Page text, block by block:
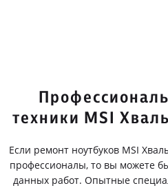
техники MSI
Если ремонт ноутбуков MSI
профессионалы, то вы можете
данных работ. Опытные